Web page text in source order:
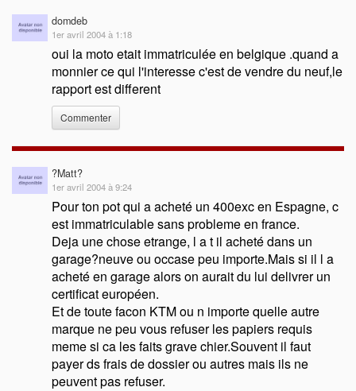
domdeb
1er avril 2004 à 1:18
oui la moto etait immatriculée en belgique .quand a
monnier ce qui l'interesse c'est de vendre du neuf,le
rapport est different
Commenter
?Matt?
1er avril 2004 à 9:24
Pour ton pot qui a acheté un 400exc en Espagne, c
est immatriculable sans probleme en france.
Deja une chose etrange, l a t il acheté dans un
garage?neuve ou occase peu importe.Mais si il l a
acheté en garage alors on aurait du lui delivrer un
certificat européen.
Et de toute facon KTM ou n importe quelle autre
marque ne peu vous refuser les papiers requis
meme si ca les faits grave chier.Souvent il faut
payer ds frais de dossier ou autres mais ils ne
peuvent pas refuser.